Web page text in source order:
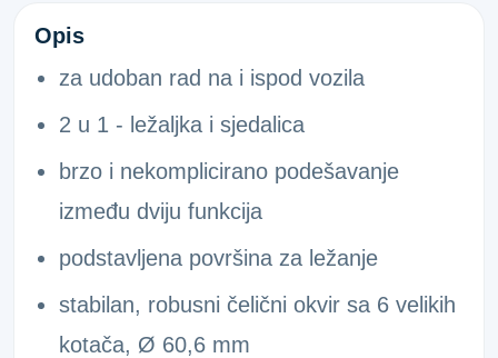
LEŽALJKA/SJEDALICA
Opis
za udoban rad na i ispod vozila
2 u 1 - ležaljka i sjedalica
brzo i nekomplicirano podešavanje
između dviju funkcija
podstavljena površina za ležanje
stabilan, robusni čelični okvir sa 6 velikih
kotača, Ø 60,6 mm